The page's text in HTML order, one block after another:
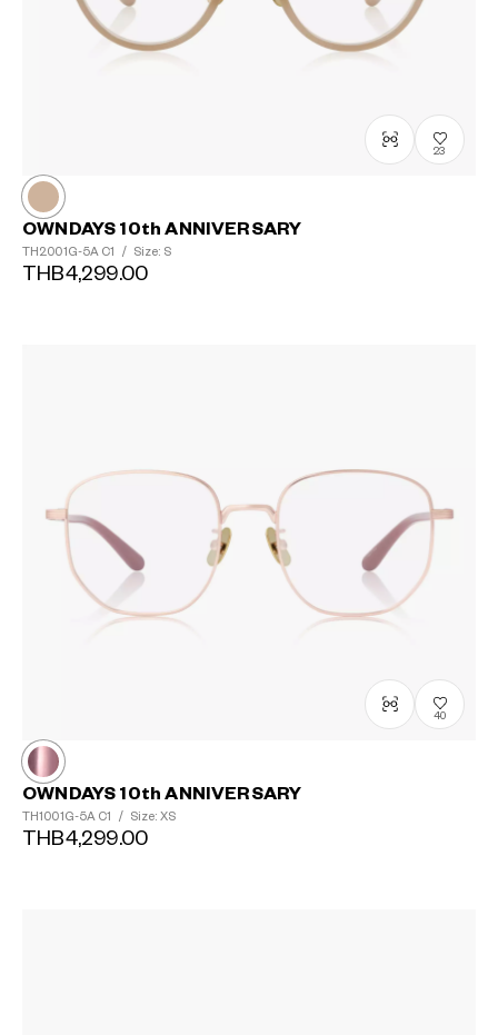
23
OWNDAYS 10th ANNIVERSARY
TH2001G-5A C1 / Size: S
THB4,299.00
40
OWNDAYS 10th ANNIVERSARY
TH1001G-5A C1 / Size: XS
THB4,299.00